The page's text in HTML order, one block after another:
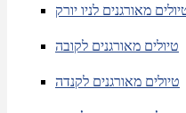
מאורגנים לניו יורק
טיולים מאורגנים לקובה
טיולים מאורגנים לקנדה